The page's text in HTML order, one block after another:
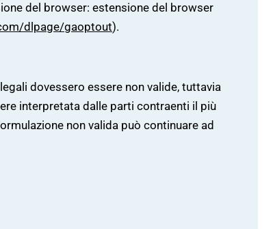
del browser: estensione del browser
dlpage/gaoptout).
dovessero essere non valide, tuttavia
interpretata dalle parti contraenti il più
non valida può continuare ad